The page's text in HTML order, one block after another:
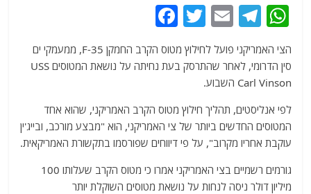
W
at
s
A
p
p
T
e
g
ra
m
E
m
ai
l
T
itt
c
b
o
o
k
הצי האמריקני פועל לחילוץ מטוס הקרב החמקן F-35, ממעמקי ים
סין הדרומי, לאחר שהתרסק בעת נחיתה על נושאת המטוסים USS
Carl Vinson השבוע.
לפי אנליסטים, תהליך חילוץ מטוס הקרב האמריקני, שהוא אחד
המטוסים החדשים ביותר של צי האמריקני, הוא "מבצע מורכב, ובייג'ין
עוקבת אחריו מקרוב", על פי דיווחים שפורסמו בתקשורת האמריקאית.
גורמים רשמיים בצי האמריקני אמרו כי מטוס הקרב שעלותו 100
מיליון דולר ניסה לנחות על נושאת מטוסים השוקלת יותר